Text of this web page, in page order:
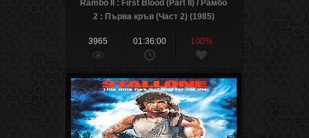
Rambo II : First Blood (Part II) / Рамбо
2 : Първа кръв (Част 2) (1985)
3965 01:36:00 100%